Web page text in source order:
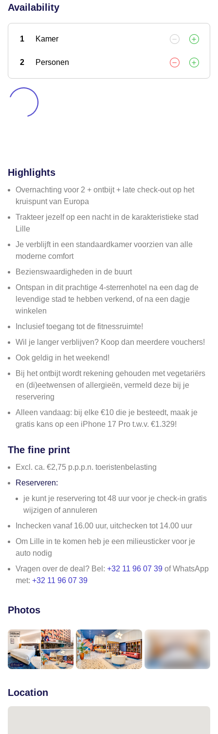
Availability
1 Kamer
2 Personen
Highlights
Overnachting voor 2 + ontbijt + late check-out op het
kruispunt van Europa
Trakteer jezelf op een nacht in de karakteristieke stad
Lille
Je verblijft in een standaardkamer voorzien van alle
moderne comfort
Bezienswaardigheden in de buurt
Ontspan in dit prachtige 4-sterrenhotel na een dag de
levendige stad te hebben verkend, of na een dagje
winkelen
Inclusief toegang tot de fitnessruimte!
Wil je langer verblijven? Koop dan meerdere vouchers!
Ook geldig in het weekend!
Bij het ontbijt wordt rekening gehouden met vegetariërs
en (di)eetwensen of allergieën, vermeld deze bij je
reservering
Alleen vandaag: bij elke €10 die je besteedt, maak je
gratis kans op een iPhone 17 Pro t.w.v. €1.329!
The fine print
Excl. ca. €2,75 p.p.p.n. toeristenbelasting
Reserveren:
je kunt je reservering tot 48 uur voor je check-in gratis
wijzigen of annuleren
Inchecken vanaf 16.00 uur, uitchecken tot 14.00 uur
Om Lille in te komen heb je een milieusticker voor je
auto nodig
Vragen over de deal? Bel: +32 11 96 07 39 of WhatsApp
met: +32 11 96 07 39
Photos
Location